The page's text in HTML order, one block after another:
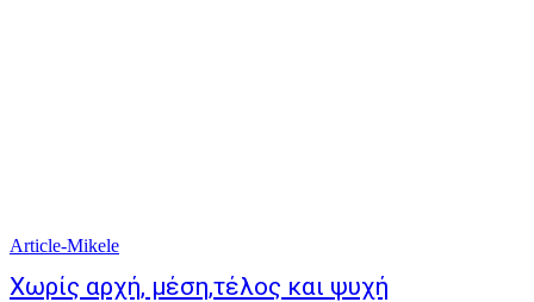
Article-Mikele
Χωρίς αρχή, μέση,τέλος και ψυχή